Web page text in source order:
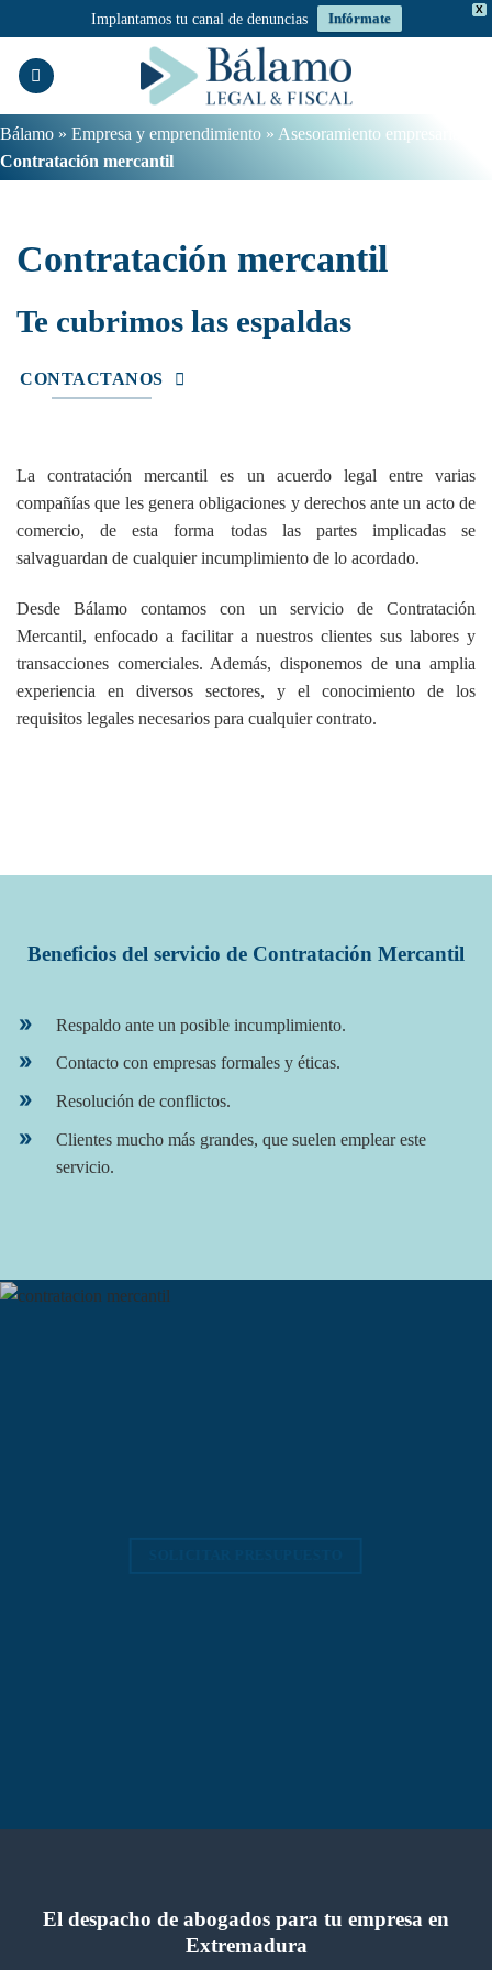
X
Implantamos tu canal de denuncias Infórmate
Bálamo » Empresa y emprendimiento » Asesoramiento empresarial
Contratación mercantil
Contratación mercantil
Te cubrimos las espaldas
CONTACTANOS
La contratación mercantil es un acuerdo legal entre varias
compañías que les genera obligaciones y derechos ante un acto de
comercio, de esta forma todas las partes implicadas se
salvaguardan de cualquier incumplimiento de lo acordado.
Desde Bálamo contamos con un servicio de Contratación
Mercantil, enfocado a facilitar a nuestros clientes sus labores y
transacciones comerciales. Además, disponemos de una amplia
experiencia en diversos sectores, y el conocimiento de los
requisitos legales necesarios para cualquier contrato.
Beneficios del servicio de Contratación Mercantil
Respaldo ante un posible incumplimiento.
Contacto con empresas formales y éticas.
Resolución de conflictos.
Clientes mucho más grandes, que suelen emplear este
servicio.
El despacho de abogados para tu empresa en
Extremadura